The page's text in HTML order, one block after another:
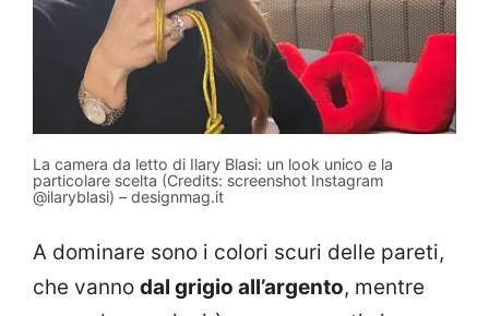
La camera da letto di Ilary Blasi: un look unico e la
particolare scelta (Credits: screenshot Instagram
@ilaryblasi) – designmag.it
A dominare sono i colori scuri delle pareti,
che vanno dal grigio all’argento, mentre